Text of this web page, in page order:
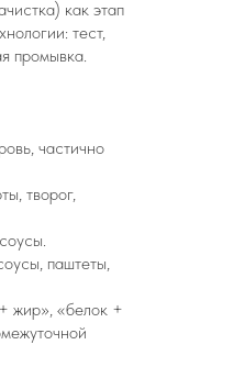
как этап
тест,
промывка.
частично
творог,
паштеты,
жир», «белок +